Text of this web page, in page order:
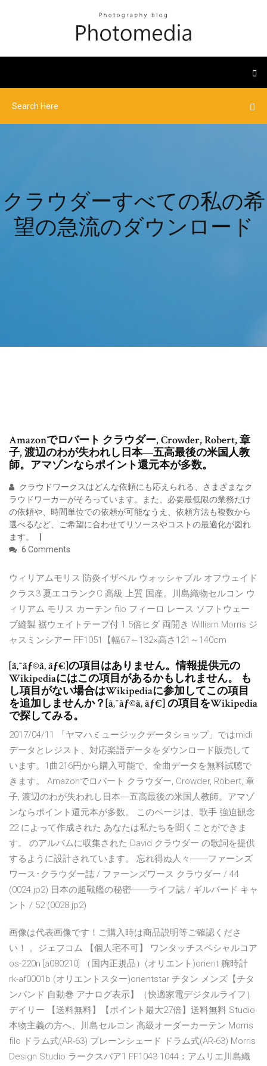
クラウダーすべての私の希
望の急流のダウンロード
Amazonでロバート クラウダー, Crowder, Robert, 章
子, 渡辺のわが失われし日本―五高最後の米国人教
師。アマゾンならポイント還元本が多数。
クラウドワークスはどんな依頼にも応えられる、さまざまなク
ラウドワーカーがそろっています。また、必要最低限の業務だけ
の依頼や、時間単位での依頼が可能なうえ、依頼方法も複数から
選べるなど、ご希望に合わせてリソースやコストの最適化が図れ
ます。
6 Comments
ウィリアムモリス 防炎イザベル ウォッシャブル オフウェイド
クラス3 夏エコランクC 高級 上質 国産。川島織物セルコン ウ
ィリアム モリス カーテン filo フィーロ レース ソフトウェー
ブ縫製 裾ウェイトテープ付 1.5倍ヒダ 両開き William Morris ジ
ャスミンシアー FF1051【幅67～132×高さ121～140cm
[ã‚¯ãƒ©ã‚ ãƒ€]の項目はありません。情報提供元の
Wikipediaにはこの項目があるかもしれません。 も
し項目がない場合はWikipediaに参加してこの項目
を追加しませんか？[ã‚¯ãƒ©ã‚ ãƒ€] の項目をWikipedia
で探してみる。
2017/04/11 「ヤマハミュージックデータショップ」ではmidi
データとレジスト、対応楽譜データをダウンロード販売して
います。1曲216円から購入可能で、全曲データを無料試聴で
きます。 Amazonでロバート クラウダー, Crowder, Robert, 章
子, 渡辺のわが失われし日本―五高最後の米国人教師。アマゾ
ンならポイント還元本が多数。 このページは、歌手 強迫観念
22 によって作成された あなたは私たちを聞くことができま
す。 のアルバムに収集された David クラウダー の歌詞を提供
するように設計されています。 忘れ得ぬ人々――ファーンズ
ワース･クラウダー誌 / ファーンズワース クラウダー / 44
(0024.jp2) 日本の超戰艦の秘密――ライフ誌 / ギルバード キャ
ント / 52 (0028.jp2)
画像は代表画像です！ご購入時は商品説明等ご確認くださ
い！ 。ジェフコム 【個人宅不可】 ワンタッチスペシャルコア
os-220n [a080210] （国内正規品）(オリエント)orient 腕時計
rk-af0001b (オリエントスター)orientstar チタン メンズ【チタ
ンバンド 自動巻 アナログ表示】（快適家電デジタルライフ）
デイリー 【送料無料】【ポイント最大27倍】送料無料 Studio
本物主義の方へ、川島セルコン 高級オーダーカーテン Morris
filo ドラム式(AR-63) プレーンシェード ドラム式(AR-63) Morris
Design Studio ラークスパア1 FF1043·1044：アムリエ川島織